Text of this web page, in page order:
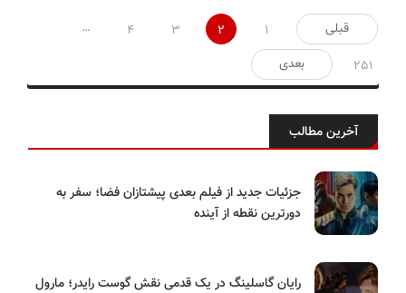
صفحه‌بندی
نوشته‌ها
قبلی 1
2
3
4
…
251
بعدی
آخرین مطالب
جزئیات جدید از فیلم بعدی پیشتازان فضا؛ سفر به
دورترین نقطه از آینده
رایان گاسلینگ در یک قدمی نقش گوست رایدر؛ مارول